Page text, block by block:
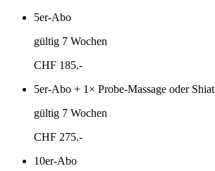
5er-Abo
gültig 7 Wochen
CHF 185.-
5er-Abo + 1× Probe-Massage oder
gültig 7 Wochen
CHF 275.-
10er-Abo